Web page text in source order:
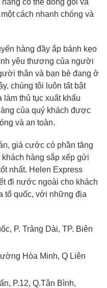
có thể đóng gói và
cách nhanh chóng và
hàng đầy ắp bánh kẹo
yêu thương của người
thân và bạn bè đang ở
chúng tôi luôn tất bật
làm thủ tục xuất khẩu
của quý khách được
và an toàn.
giá cước có phần tăng
hàng sắp xếp gửi
nhất. Helen Express
đi nước ngoài cho khách
tổ quốc, với những địa
P. Trảng Dài, TP. Biên
Hòa Minh, Q Liên
P.12, Q.Tân Bình,